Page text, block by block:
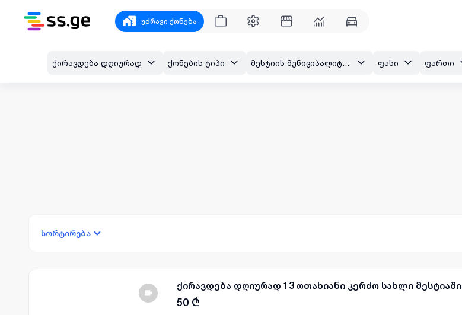
უძრავი ქონება
ქირავდება დღიურად ქონების ტიპი ფასი ფართი
სორტირება
ქირავდება დღიურად 13 ოთახიანი კერძო სახლი მესტიაში
50 ₾